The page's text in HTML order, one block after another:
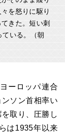
を怒りに駆り
きた。短い刺
いる。（朝
ーロッパ連合
ンソン首相率い
取り、圧勝し
は1935年以来